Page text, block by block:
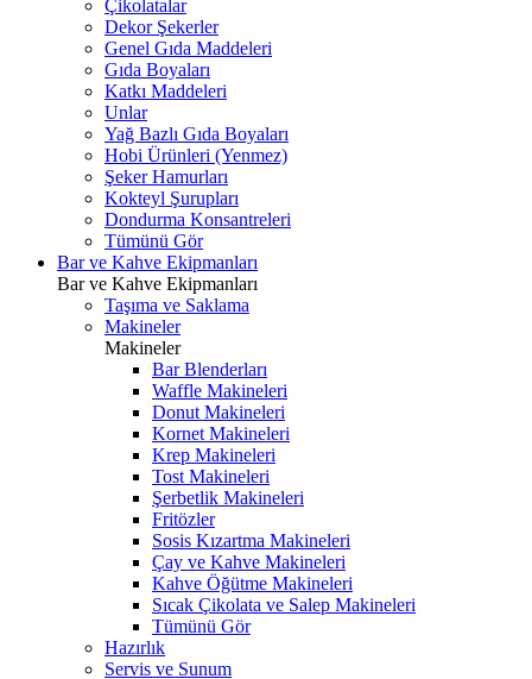
Çikolatalar
Dekor Şekerler
Genel Gıda Maddeleri
Gıda Boyaları
Katkı Maddeleri
Unlar
Yağ Bazlı Gıda Boyaları
Hobi Ürünleri (Yenmez)
Şeker Hamurları
Kokteyl Şurupları
Dondurma Konsantreleri
Tümünü Gör
Bar ve Kahve Ekipmanları
Bar ve Kahve Ekipmanları
Taşıma ve Saklama
Makineler
Makineler
Bar Blenderları
Waffle Makineleri
Donut Makineleri
Kornet Makineleri
Krep Makineleri
Tost Makineleri
Şerbetlik Makineleri
Fritözler
Sosis Kızartma Makineleri
Çay ve Kahve Makineleri
Kahve Öğütme Makineleri
Sıcak Çikolata ve Salep Makineleri
Tümünü Gör
Hazırlık
Servis ve Sunum